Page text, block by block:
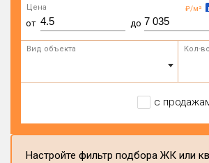
₽/м²
Цена
от до
Вид объекта Кол-
с
Настройте фильтр подбора ЖК или